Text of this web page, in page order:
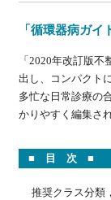
「循環器病ガイ
「2020年改訂版
出し、コンパクト
多忙な日常診療の
かりやすく編集さ
■ 目 次 ■
推奨クラス分類